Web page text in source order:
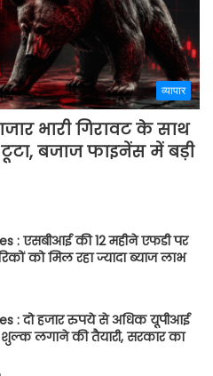
व्यापार
भारी गिरावट के साथ
बजाज फाइनेंस में बड़ी
: एसबीआई की 12 महीने एफडी पर
को मिल रहा ज्यादा ब्याज लाभ
: दो हजार रुपये से अधिक यूपीआई
लगाने की तैयारी, सरकार का